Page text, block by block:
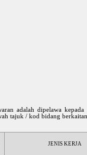
adalah dipelawa
tajuk / kod bidang
JENIS KERJA